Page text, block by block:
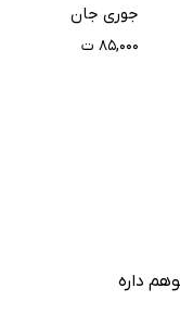
جوری جان
۸۵,۰۰۰ ت
داره